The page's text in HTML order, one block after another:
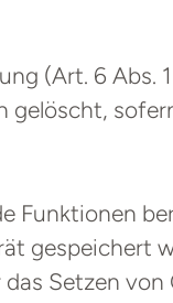
(Art. 6 Abs.
gelöscht,
Funktionen
gespeichert
Setzen